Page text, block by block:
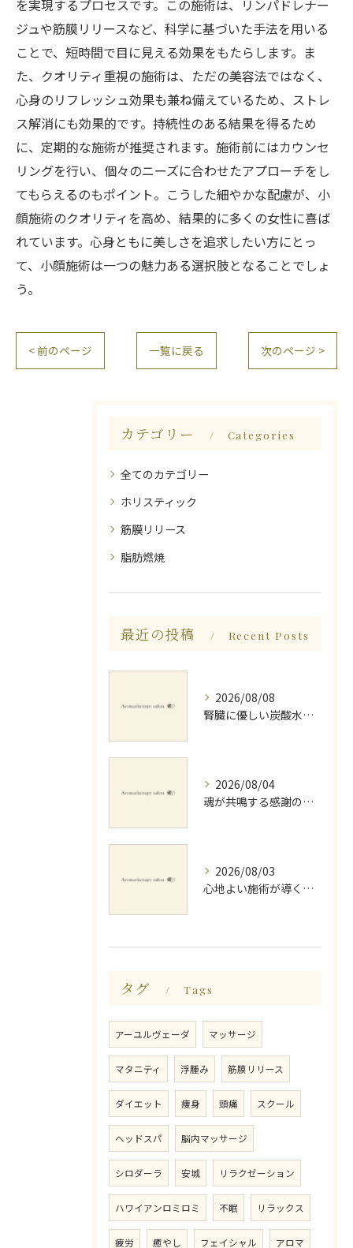
を実現するプロセスです。この施術は、リンパドレナー
ジュや筋膜リリースなど、科学に基づいた手法を用いる
ことで、短時間で目に見える効果をもたらします。ま
た、クオリティ重視の施術は、ただの美容法ではなく、
心身のリフレッシュ効果も兼ね備えているため、ストレ
ス解消にも効果的です。持続性のある結果を得るため
に、定期的な施術が推奨されます。施術前にはカウンセ
リングを行い、個々のニーズに合わせたアプローチをし
てもらえるのもポイント。こうした細やかな配慮が、小
顔施術のクオリティを高め、結果的に多くの女性に喜ば
れています。心身ともに美しさを追求したい方にとっ
て、小顔施術は一つの魅力ある選択肢となることでしょ
う。
< 前のページ 一覧に戻る 次のページ >
カテゴリー Categories
全てのカテゴリー
ホリスティック
筋膜リリース
脂肪燃焼
最近の投稿 Recent Posts
2026/08/08
腎臓に優しい炭酸水とミネラルでデトックス法
2026/08/04
魂が共鳴する感謝の心と天地創造
2026/08/03
心地よい施術が導く深いリラックス睡眠効果
タグ Tags
アーユルヴェーダ マッサージ
マタニティ 浮腫み 筋膜リリース
ダイエット 痩身 頭痛 スクール
ヘッドスパ 脳内マッサージ
シロダーラ 安城 リラクゼーション
ハワイアンロミロミ 不眠 リラックス
疲労 癒やし フェイシャル アロマ